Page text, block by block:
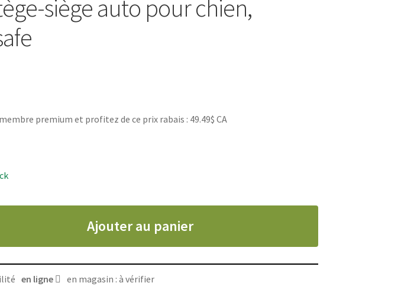
siège auto pour chien,
premium et profitez de ce prix rabais : 49.49$ CA
Ajouter au panier
en ligne en magasin : à vérifier